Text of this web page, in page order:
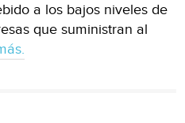
a los bajos niveles de
que suministran al